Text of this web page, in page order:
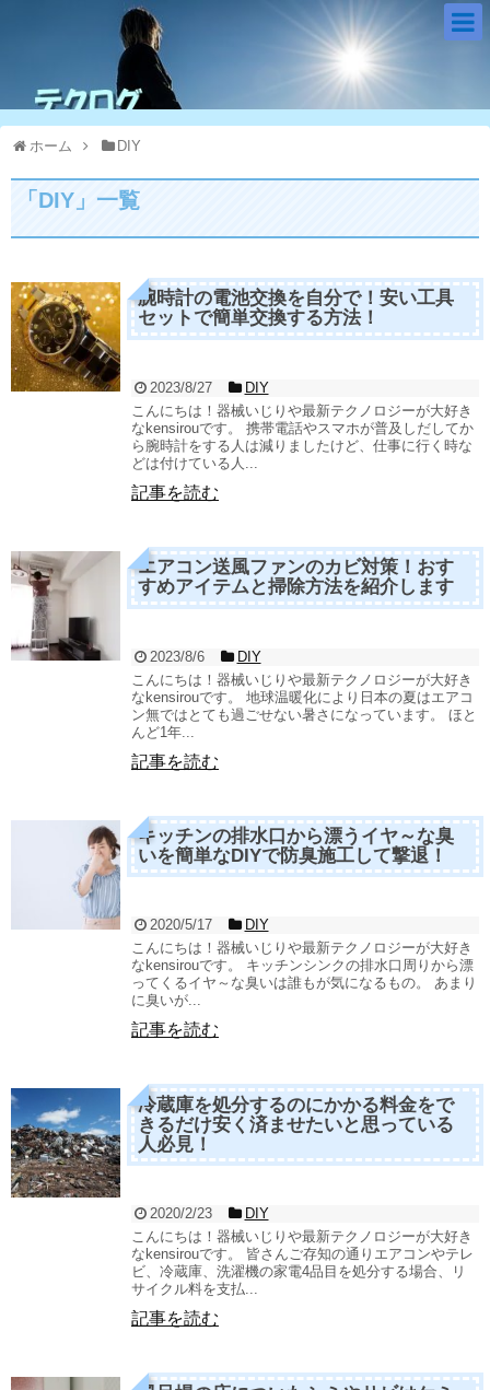
ホーム DIY
「 DIY 」 一覧
腕時計の電池交換を自分で！安い工具
セットで簡単交換する方法！
2023/8/27
DIY
こんにちは！器械いじりや最新テクノロジーが大好き
なkensirouです。 携帯電話やスマホが普及しだしてか
ら腕時計をする人は減りましたけど、仕事に行く時な
どは付けている人...
記事を読む
エアコン送風ファンのカビ対策！おす
すめアイテムと掃除方法を紹介します
2023/8/6
DIY
こんにちは！器械いじりや最新テクノロジーが大好き
なkensirouです。 地球温暖化により日本の夏はエアコ
ン無ではとても過ごせない暑さになっています。 ほと
んど1年...
記事を読む
キッチンの排水口から漂うイヤ～な臭
いを簡単なDIYで防臭施工して撃退！
2020/5/17
DIY
こんにちは！器械いじりや最新テクノロジーが大好き
なkensirouです。 キッチンシンクの排水口周りから漂
ってくるイヤ～な臭いは誰もが気になるもの。 あまり
に臭いが...
記事を読む
冷蔵庫を処分するのにかかる料金をで
きるだけ安く済ませたいと思っている
人必見！
2020/2/23
DIY
こんにちは！器械いじりや最新テクノロジーが大好き
なkensirouです。 皆さんご存知の通りエアコンやテレ
ビ、冷蔵庫、洗濯機の家電4品目を処分する場合、リ
サイクル料を支払...
記事を読む